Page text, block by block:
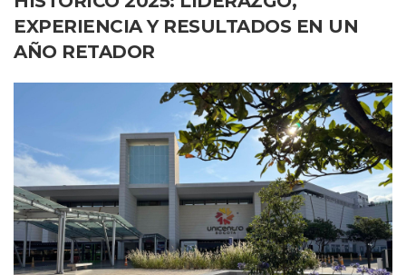
EXPERIENCIA Y RESULTADOS EN UN
AÑO RETADOR